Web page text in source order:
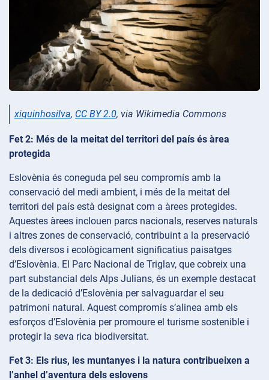
xiquinhosilva, CC BY 2.0, via Wikimedia Commons
Fet 2: Més de la meitat del territori del país és àrea
protegida
Eslovènia és coneguda pel seu compromís amb la
conservació del medi ambient, i més de la meitat del
territori del país està designat com a àrees protegides.
Aquestes àrees inclouen parcs nacionals, reserves naturals
i altres zones de conservació, contribuint a la preservació
dels diversos i ecològicament significatius paisatges
d’Eslovènia. El Parc Nacional de Triglav, que cobreix una
part substancial dels Alps Julians, és un exemple destacat
de la dedicació d’Eslovènia per salvaguardar el seu
patrimoni natural. Aquest compromís s’alinea amb els
esforços d’Eslovènia per promoure el turisme sostenible i
protegir la seva rica biodiversitat.
Fet 3: Els rius, les muntanyes i la natura contribueixen a
l’anhel d’aventura dels eslovens